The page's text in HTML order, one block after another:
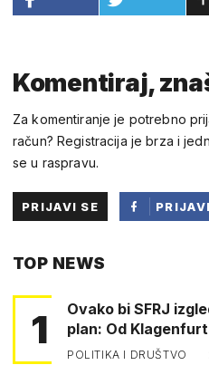
Komentiraj,
Za komentiranje je potrebno
račun? Registracija je brza i
se u raspravu.
PRIJAVI SE
TOP NEWS
1
Ovako bi SFRJ
plan: Od
POLITIKA I DRUŠTVO